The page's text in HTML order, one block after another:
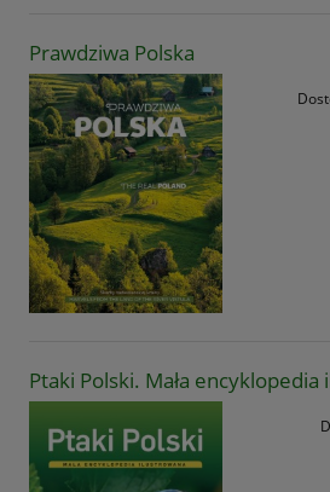
Prawdziwa Polska
Ptaki Polski. Mała encyklopedia